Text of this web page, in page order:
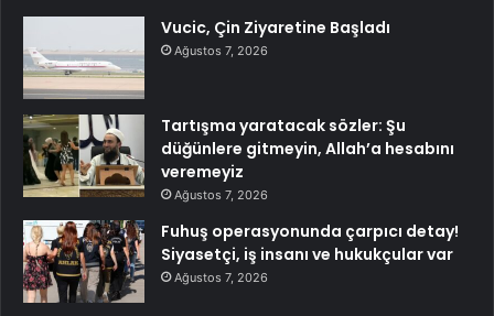
Vucic, Çin Ziyaretine Başladı
Ağustos 7, 2026
Tartışma yaratacak sözler: Şu
düğünlere gitmeyin, Allah’a hesabını
veremeyiz
Ağustos 7, 2026
Fuhuş operasyonunda çarpıcı detay!
Siyasetçi, iş insanı ve hukukçular var
Ağustos 7, 2026